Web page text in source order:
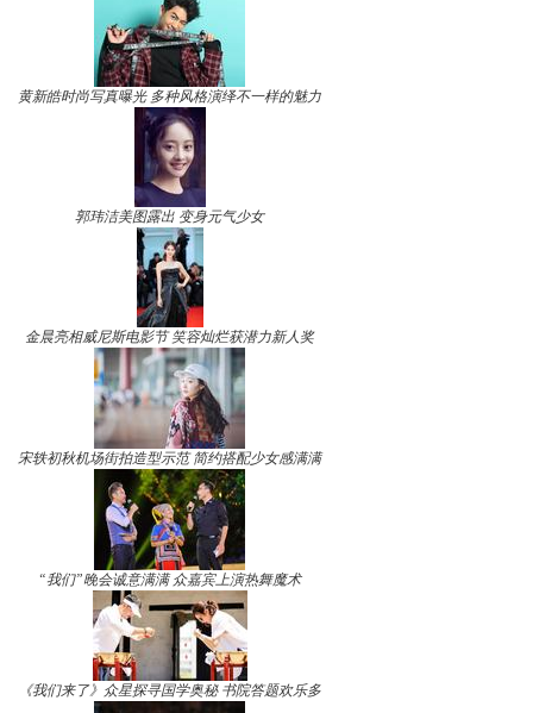
黄新皓时尚写真曝光 多种风格演绎不一样的魅力
郭玮洁美图露出 变身元气少女
金晨亮相威尼斯电影节 笑容灿烂获潜力新人奖
宋轶初秋机场街拍造型示范 简约搭配少女感满满
“我们”晚会诚意满满 众嘉宾上演热舞魔术
《我们来了》众星探寻国学奥秘 书院答题欢乐多